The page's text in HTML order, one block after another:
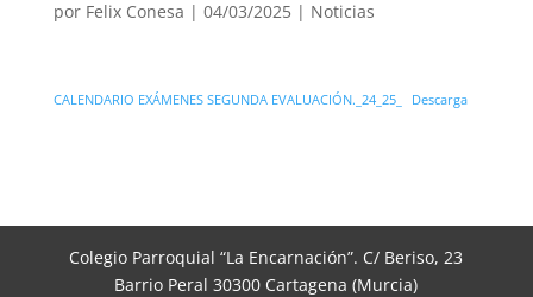
por Felix Conesa | 04/03/2025| Noticias
CALENDARIO EXÁMENES SEGUNDA EVALUACIÓN._24_25_ Descarga
Colegio Parroquial “La Encarnación”. C/ Beriso, 23
Barrio Peral 30300 Cartagena (Murcia)